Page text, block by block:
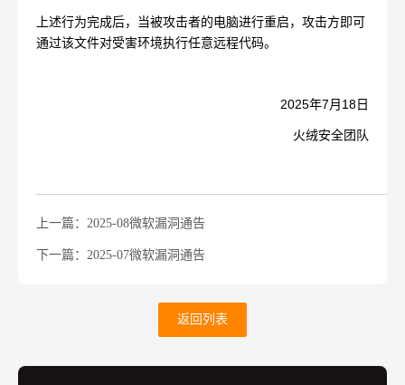
上述行为完成后，当被攻击者的电脑进行重启，攻击方即可
通过该文件对受害环境执行任意远程代码。
2025年7月18日
火绒安全团队
上一篇：2025-08微软漏洞通告
下一篇：2025-07微软漏洞通告
返回列表